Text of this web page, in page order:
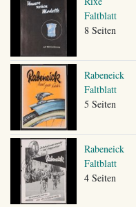
Faltblatt
8 Seiten
Rabeneick
Faltblatt
5 Seiten
Rabeneick
Faltblatt
4 Seiten